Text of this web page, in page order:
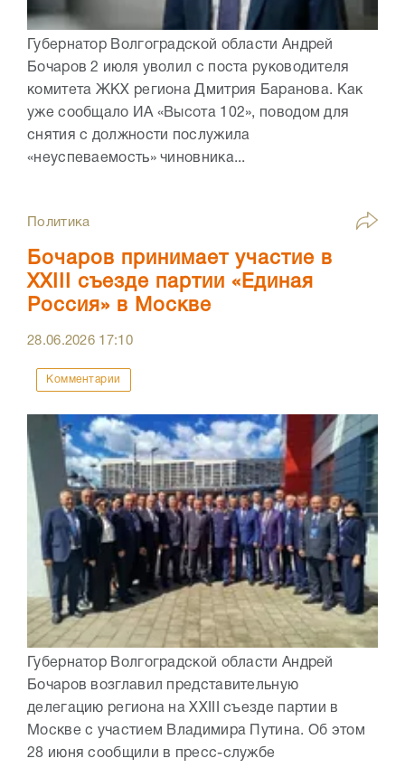
Губернатор Волгоградской области Андрей
Бочаров 2 июля уволил с поста руководителя
комитета ЖКХ региона Дмитрия Баранова. Как
уже сообщало ИА «Высота 102», поводом для
снятия с должности послужила
«неуспеваемость» чиновника...
Политика
Бочаров принимает участие в
XXIII съезде партии «Единая
Россия» в Москве
28.06.2026 17:10
Комментарии
Губернатор Волгоградской области Андрей
Бочаров возглавил представительную
делегацию региона на XXIII съезде партии в
Москве с участием Владимира Путина. Об этом
28 июня сообщили в пресс-службе